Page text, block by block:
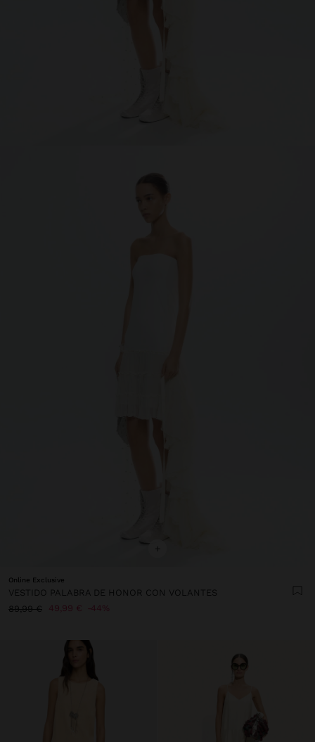
+
Online Exclusive
VESTIDO PALABRA DE HONOR CON VOLANTES
89,99 €
49,99 € 44%